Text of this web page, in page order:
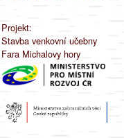
Projekt:
Stavba venkovní učebny
Fara Michalovy hory